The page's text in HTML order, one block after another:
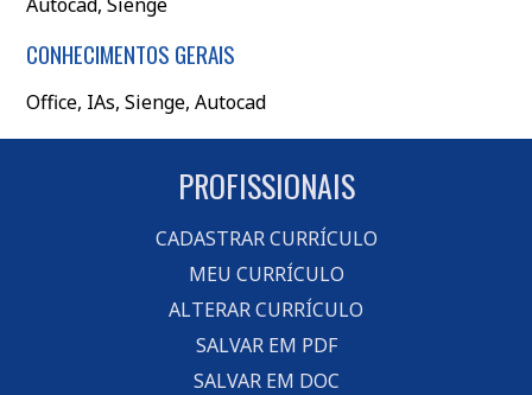
CONHECIMENTOS GERAIS
Office, IAs, Sienge, Autocad
PROFISSIONAIS
CADASTRAR CURRÍCULO
MEU CURRÍCULO
ALTERAR CURRÍCULO
SALVAR EM PDF
SALVAR EM DOC